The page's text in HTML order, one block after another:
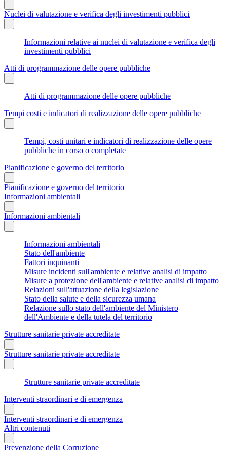
Nuclei di valutazione e verifica degli investimenti pubblici
Informazioni relative ai nuclei di valutazione e verifica degli
investimenti pubblici
Atti di programmazione delle opere pubbliche
Atti di programmazione delle opere pubbliche
Tempi costi e indicatori di realizzazione delle opere pubbliche
Tempi, costi unitari e indicatori di realizzazione delle opere
pubbliche in corso o completate
Pianificazione e governo del territorio
Pianificazione e governo del territorio
Informazioni ambientali
Informazioni ambientali
Informazioni ambientali
Stato dell'ambiente
Fattori inquinanti
Misure incidenti sull'ambiente e relative analisi di impatto
Misure a protezione dell'ambiente e relative analisi di impatto
Relazioni sull'attuazione della legislazione
Stato della salute e della sicurezza umana
Relazione sullo stato dell'ambiente del Ministero
dell'Ambiente e della tutela del territorio
Strutture sanitarie private accreditate
Strutture sanitarie private accreditate
Strutture sanitarie private accreditate
Interventi straordinari e di emergenza
Interventi straordinari e di emergenza
Altri contenuti
Prevenzione della Corruzione